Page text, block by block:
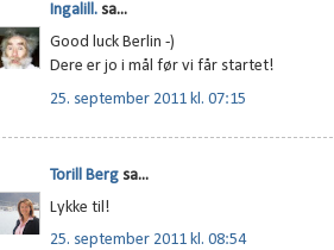
Ingalill. sa...
Good luck Berlin -)
Dere er jo i mål før vi får startet!
25. september 2011 kl. 07:15
Torill Berg sa...
Lykke til!
25. september 2011 kl. 08:54